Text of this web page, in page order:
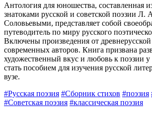
Антология для юношества, составленная
знатоками русской и советской поэзии
Соловьевыми, представляет собой
путеводитель по миру русского
Включены произведения от
современных авторов. Книга призвана
художественный вкус и любовь к поэзии у
стать пособием для изучения русской
вузе.
#Русская поэзия #Сборник стихов #поэзия
#Советская поэзия #классическая поэзия